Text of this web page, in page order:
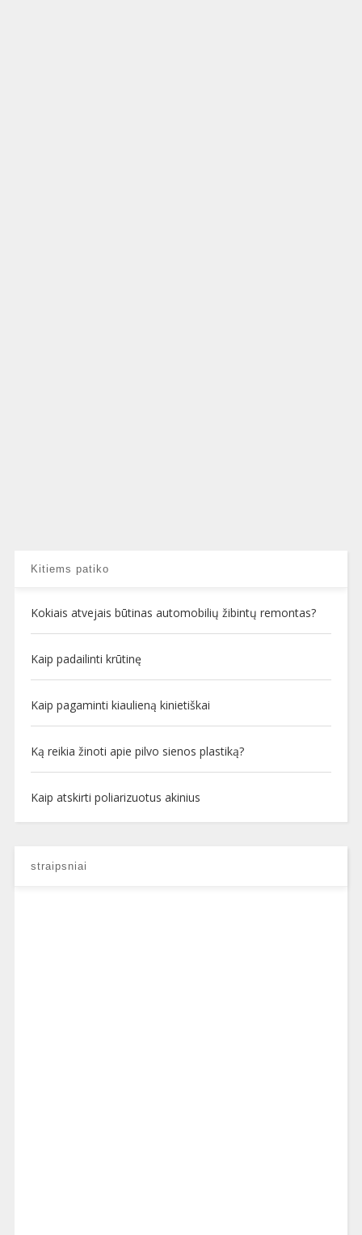
Kitiems patiko
Kokiais atvejais būtinas automobilių žibintų remontas?
Kaip padailinti krūtinę
Kaip pagaminti kiaulieną kinietiškai
Ką reikia žinoti apie pilvo sienos plastiką?
Kaip atskirti poliarizuotus akinius
straipsniai